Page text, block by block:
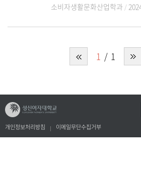
소비자생활문화산업학과
1 1
개인정보처리방침 이메일무단수집거부